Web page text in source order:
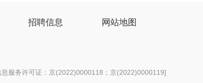
招聘信息 网站地图
服务许可证：京(2022)0000118；京(2022)0000119]